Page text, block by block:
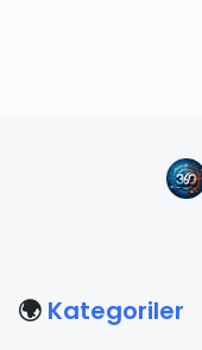
🌍 Kategoriler